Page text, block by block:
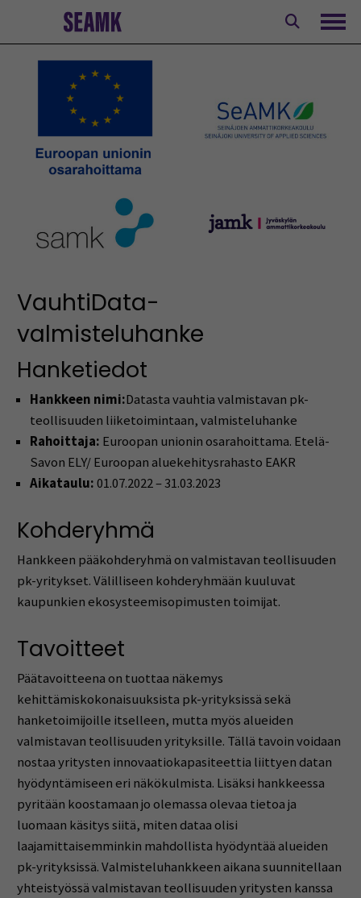
VauhtiData-
valmisteluhanke
Hanketiedot
Hankkeen nimi:Datasta vauhtia valmistavan pk-
teollisuuden liiketoimintaan, valmisteluhanke
Rahoittaja: Euroopan unionin osarahoittama. Etelä-
Savon ELY/ Euroopan aluekehitysrahasto EAKR
Aikataulu:01.07.2022 – 31.03.2023
Kohderyhmä
Hankkeen pääkohderyhmä on valmistavan teollisuuden
pk-yritykset. Välilliseen kohderyhmään kuuluvat
kaupunkien ekosysteemisopimusten toimijat.
Tavoitteet
Päätavoitteena on tuottaa näkemys
kehittämiskokonaisuuksista pk-yrityksissä sekä
hanketoimijoille itselleen, mutta myös alueiden
valmistavan teollisuuden yrityksille. Tällä tavoin voidaan
nostaa yritysten innovaatiokapasiteettia liittyen datan
hyödyntämiseen eri näkökulmista. Lisäksi hankkeessa
pyritään koostamaan jo olemassa olevaa tietoa ja
luomaan käsitys siitä, miten dataa olisi
laajamittaisemminkin mahdollista hyödyntää alueiden
pk-yrityksissä. Valmisteluhankkeen aikana suunnitellaan
yhteistyössä valmistavan teollisuuden yritysten kanssa